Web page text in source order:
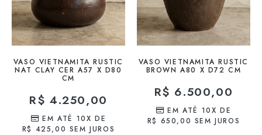
VASO VIETNAMITA RUSTIC
NAT CLAY CER A57 X D80
CM
R$ 4.250,00
EM ATÉ 10X DE
R$ 425,00 SEM JUROS
VASO VIETNAMITA RUSTIC
BROWN A80 X D72 CM
R$ 6.500,00
EM ATÉ 10X DE
R$ 650,00 SEM JUROS